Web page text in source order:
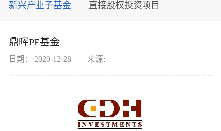
新兴产业子基金 直接股权投资项目
鼎晖PE基金
日期： 2020-12-28 来源: